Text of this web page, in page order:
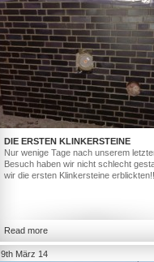
DIE ERSTEN KLINKERSTEINE
Nur wenige Tage nach unserem
Besuch haben wir nicht schlecht
wir die ersten Klinkersteine
Read more
9th März 14